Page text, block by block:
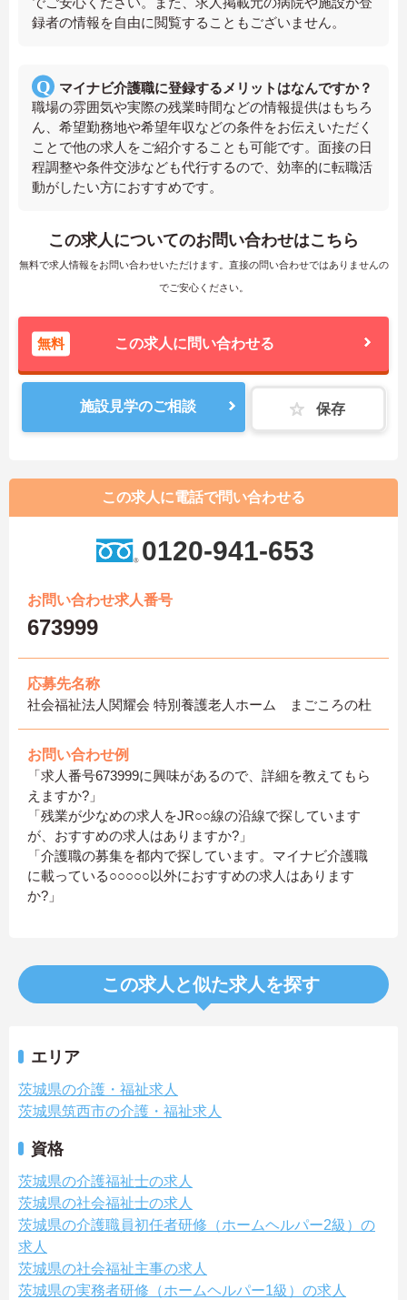
録者の情報を自由に閲覧することもございません。
マイナビ介護職に登録するメリットはなんですか？
職場の雰囲気や実際の残業時間などの情報提供はもちろ
ん、希望勤務地や希望年収などの条件をお伝えいただく
ことで他の求人をご紹介することも可能です。面接の日
程調整や条件交渉なども代行するので、効率的に転職活
動がしたい方におすすめです。
この求人についてのお問い合わせはこちら
無料で求人情報をお問い合わせいただけます。直接の問い合わせではありませんの
でご安心ください。
無料 この求人に問い合わせる
施設見学のご相談 保存
この求人に電話で問い合わせる
0120-941-653
お問い合わせ求人番号
673999
応募先名称
社会福祉法人関耀会 特別養護老人ホーム まごころの杜
お問い合わせ例
「求人番号673999に興味があるので、詳細を教えてもら
えますか?」
「残業が少なめの求人をJR○○線の沿線で探しています
が、おすすめの求人はありますか?」
「介護職の募集を都内で探しています。マイナビ介護職
に載っている○○○○○以外におすすめの求人はあります
か?」
この求人と似た求人を探す
エリア
茨城県の介護・福祉求人
茨城県筑西市の介護・福祉求人
資格
茨城県の介護福祉士の求人
茨城県の社会福祉士の求人
茨城県の介護職員初任者研修（ホームヘルパー2級）の
求人
茨城県の社会福祉主事の求人
茨城県の実務者研修（ホームヘルパー1級）の求人